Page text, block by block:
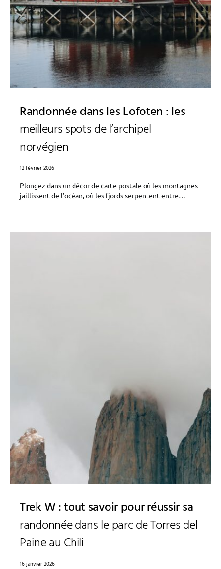
Randonnée dans les Lofoten : les
meilleurs spots de l’archipel
norvégien
12 février 2026
Plongez dans un décor de carte postale où les montagnes
jaillissent de l’océan, où les fjords serpentent entre…
Trek W : tout savoir pour réussir sa
randonnée dans le parc de Torres del
Paine au Chili
16 janvier 2026